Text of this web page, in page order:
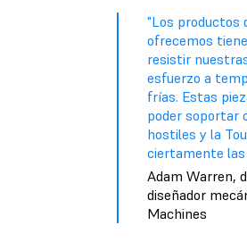
"Los productos
ofrecemos
resistir
esfuerzo a
frías. Estas
poder soportar
hostiles y la
ciertamente las
Adam Warren,
diseñador
Machines